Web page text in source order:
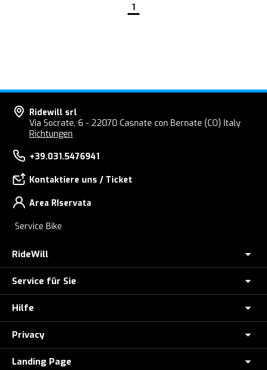
1
Ridewill srl
Via Socrate, 6 - 22070 Casnate con Bernate (CO) Italy
Richtungen
+39.031.5476941
Kontaktiere uns / Ticket
Area RIservata
Service Bike
RideWill
E-BIKE GESCHÄFT COMO
Ridewill Factory Club
Wo wir sind
Unsere Marken
Service für Sie
Zahlung in Raten mit HeyLight(Nur Italien)
E-Bike-Diebstahlversicherung
Hilfe
E-Bike-Aktion: Teilnahmebedingungen
Wie man bestellt
Privacy
Privacy Policies
Landing Page